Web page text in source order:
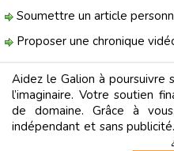
Soumettre un article
Proposer une chronique
Aidez le Galion à poursuivre
l’imaginaire. Votre soutien
de domaine. Grâce à
indépendant et sans